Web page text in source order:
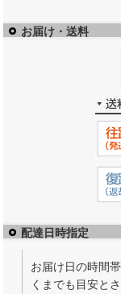
お届け・送料
配達日時指定
お届け日の時間
くまでも目安と